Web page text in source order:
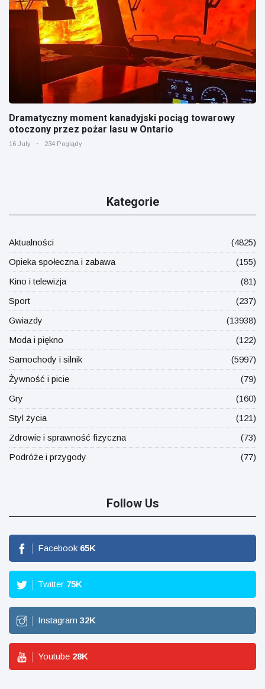
Dramatyczny moment kanadyjski pociąg towarowy
otoczony przez pożar lasu w Ontario
16 July 234 Poglądy
Kategorie
Aktualności
(4825)
Opieka społeczna i zabawa
(155)
Kino i telewizja
(81)
Sport
(237)
Gwiazdy
(13938)
Moda i piękno
(122)
Samochody i silnik
(5997)
Żywność i picie
(79)
Gry
(160)
Styl życia
(121)
Zdrowie i sprawność fizyczna
(73)
Podróże i przygody
(77)
Follow Us
Facebook 65K
Twitter 75K
Instagram 32K
Youtube 28K